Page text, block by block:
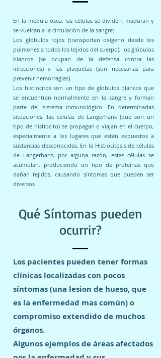
En la médula ósea, las células se dividen, maduran y
se vuelcan a la circulación de la sangre:
Los glóbulos rojos (transportan oxígeno desde los
pulmones a todos los tejidos del cuerpo), los glóbulos
blancos (se ocupan de la defensa contra las
infecciones) y las plaquetas (son necesarias para
prevenir hemorragias).
Los histiocitos son un tipo de glóbulos blancos que
se encuentran normalmente en la sangre y forman
parte del sistema inmunológico. En determinadas
situaciones, las células de Langerhans (que son un
tipo de histiocito) se propagan o viajan en el cuerpo,
especialmente a los lugares que están expuestos a
sustancias desconocidas. En la Histiocitosis de células
de Langerhans, por alguna razón, estas células se
acumulan, produciendo un tipo de proteínas que
dañan tejidos, causando síntomas que pueden ser
diversos
Qué Síntomas pueden
ocurrir?
Los pacientes pueden tener formas
clínicas localizadas con pocos
síntomas (una lesion de hueso, que
es la enfermedad mas común) o
compromiso extendido de muchos
órganos.
Algunos ejemplos de áreas afectados